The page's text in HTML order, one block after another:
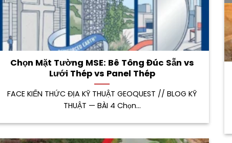
Chọn Mặt Tường MSE: Bê Tông Đúc Sẵn vs
Lưới Thép vs Panel Thép
FACE KIẾN THỨC ĐỊA KỸ THUẬT GEOQUEST // BLOG KỸ
THUẬT — BÀI 4 Chọn...